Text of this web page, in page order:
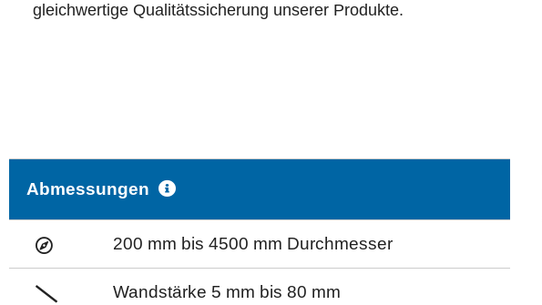
gleichwertige Qualitätssicherung unserer Produkte.
Abmessungen
200 mm bis 4500 mm Durchmesser
Wandstärke 5 mm bis 80 mm